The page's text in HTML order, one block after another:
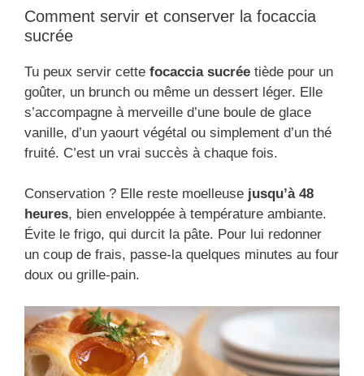
Comment servir et conserver la focaccia
sucrée
Tu peux servir cette focaccia sucrée tiède pour un
goûter, un brunch ou même un dessert léger. Elle
s’accompagne à merveille d’une boule de glace
vanille, d’un yaourt végétal ou simplement d’un thé
fruité. C’est un vrai succès à chaque fois.
Conservation ? Elle reste moelleuse jusqu’à 48
heures, bien enveloppée à température ambiante.
Évite le frigo, qui durcit la pâte. Pour lui redonner
un coup de frais, passe-la quelques minutes au four
doux ou grille-pain.